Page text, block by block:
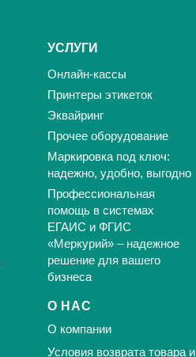
УСЛУГИ
Онлайн-кассы
Принтеры этикеток
Эквайринг
Прочее оборудование
Маркировка под ключ:
надежно, удобно, выгодно
Профессиональная
помощь в системах
ЕГАИС и ФГИС
«Меркурий» – надежное
решение для вашего
бизнеса
О НАС
О компании
Условия возврата товара и